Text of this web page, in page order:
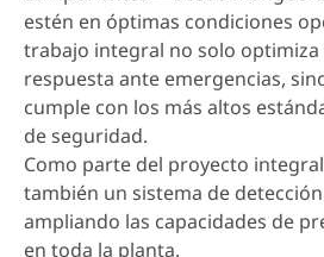
estén en óptimas condiciones
trabajo integral no solo optimiza
respuesta ante emergencias,
cumple con los más altos
de seguridad.
Como parte del proyecto
también un sistema de
ampliando las capacidades de
en toda la planta.